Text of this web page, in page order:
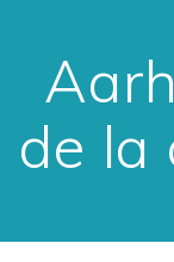
de la